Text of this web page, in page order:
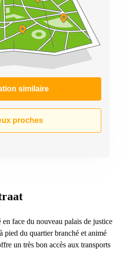
similaire
proches
en face du nouveau palais de justice
pied du quartier branché et animé
un très bon accès aux transports